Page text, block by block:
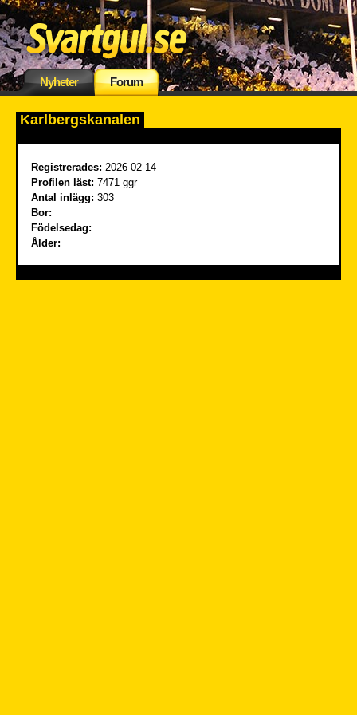
Nyheter Forum
Karlbergskanalen
Registrerades: 2026-02-14
Profilen läst: 7471 ggr
Antal inlägg: 303
Bor:
Födelsedag:
Ålder: